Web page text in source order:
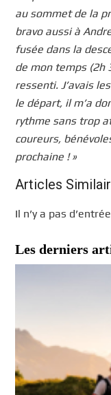
au sommet de la
bravo aussi à
fusée dans la
de mon temps (2h
ressenti. J’avais
le départ, il m’a
rythme sans trop
coureurs,
prochaine ! »
Articles
Il n’y a pas
Les derniers